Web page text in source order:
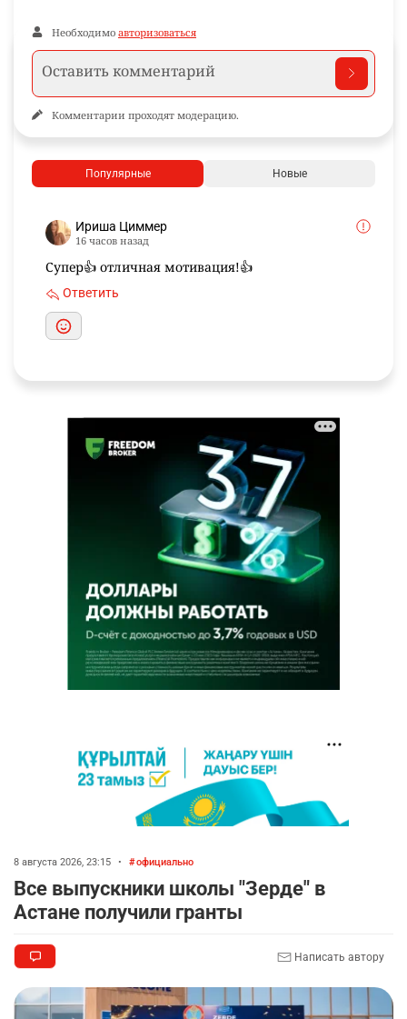
Необходимо авторизоваться
Комментарии проходят модерацию.
Популярные Новые
Ириша Циммер
16 часов назад
Супер👍 отличная мотивация!👍
Ответить
8 августа 2026, 23:15 • официально
Все выпускники школы "Зерде" в
Астане получили гранты
Написать автору